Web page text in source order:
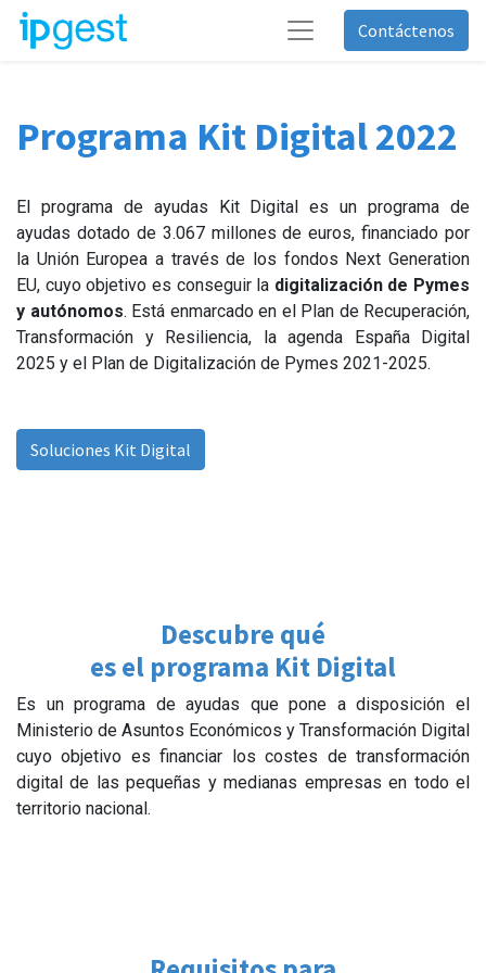
Contáctenos
Programa Kit Digital 2022
El programa de ayudas Kit Digital es un programa de
ayudas dotado de 3.067 millones de euros, financiado por
la Unión Europea a través de los fondos Next Generation
EU, cuyo objetivo es conseguir la digitalización de Pymes
y autónomos. Está enmarcado en el Plan de Recuperación,
Transformación y Resiliencia, la agenda España Digital
2025 y el Plan de Digitalización de Pymes 2021-2025.
Soluciones Kit Digital
Descubre qué
es el programa Kit Digital
Es un programa de ayudas que pone a disposición el
Ministerio de Asuntos Económicos y Transformación Digital
cuyo objetivo es financiar los costes de transformación
digital de las pequeñas y medianas empresas en todo el
territorio nacional.